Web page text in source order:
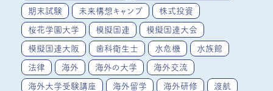
期末試験 未来構想キャンプ 株式投資
桜花学園大学 模擬国連 模擬国連大会
模擬国連大阪 歯科衛生士 水危機 水族館
法律 海外 海外の大学 海外交流
海外大学受験講座 海外留学 海外研修 渡航